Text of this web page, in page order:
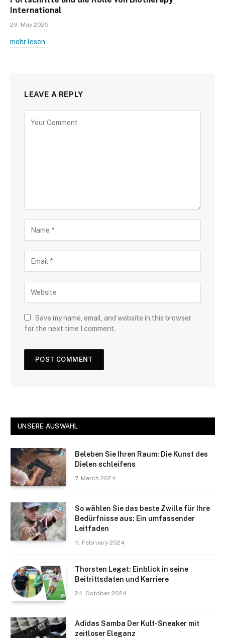
International
29. May 2025
mehr lesen
LEAVE A REPLY
Save my name, email, and website in this browser
for the next time I comment.
UNSERE AUSWAHL
Beleben Sie Ihren Raum: Die Kunst des
Dielen schleifens
7. March 2024
So wählen Sie das beste Zwille für Ihre
Bedürfnisse aus: Ein umfassender
Leitfaden
11. February 2024
Thorsten Legat: Einblick in seine
Beitrittsdaten und Karriere
24. October 2024
Adidas Samba Der Kult-Sneaker mit
zeitloser Eleganz